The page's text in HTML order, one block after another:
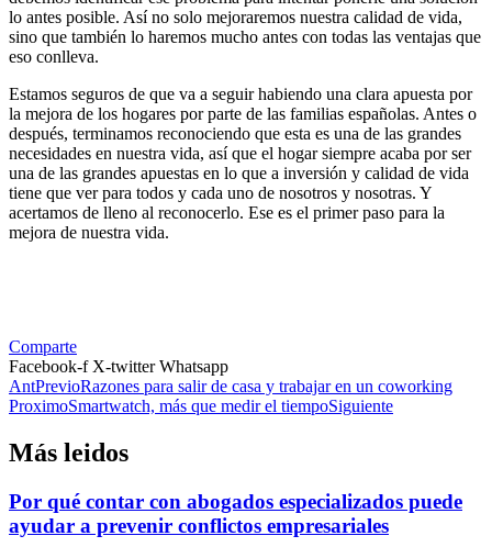
lo antes posible. Así no solo mejoraremos nuestra calidad de vida,
sino que también lo haremos mucho antes con todas las ventajas que
eso conlleva.
Estamos seguros de que va a seguir habiendo una clara apuesta por
la mejora de los hogares por parte de las familias españolas. Antes o
después, terminamos reconociendo que esta es una de las grandes
necesidades en nuestra vida, así que el hogar siempre acaba por ser
una de las grandes apuestas en lo que a inversión y calidad de vida
tiene que ver para todos y cada uno de nosotros y nosotras. Y
acertamos de lleno al reconocerlo. Ese es el primer paso para la
mejora de nuestra vida.
Comparte
Facebook-f X-twitter Whatsapp
AntPrevioRazones para salir de casa y trabajar en un coworking
ProximoSmartwatch, más que medir el tiempoSiguiente
Más leidos
Por qué contar con abogados especializados puede
ayudar a prevenir conflictos empresariales